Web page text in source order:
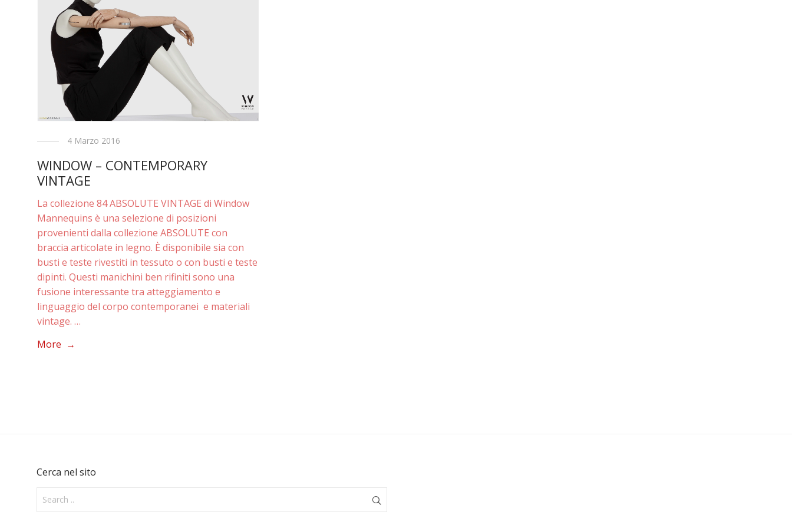
4 Marzo 2016
WINDOW – CONTEMPORARY
VINTAGE
La collezione 84 ABSOLUTE VINTAGE di Window
Mannequins è una selezione di posizioni
provenienti dalla collezione ABSOLUTE con
braccia articolate in legno. È disponibile sia con
busti e teste rivestiti in tessuto o con busti e teste
dipinti. Questi manichini ben rifiniti sono una
fusione interessante tra atteggiamento e
linguaggio del corpo contemporanei e materiali
vintage. …
More →
Cerca nel sito